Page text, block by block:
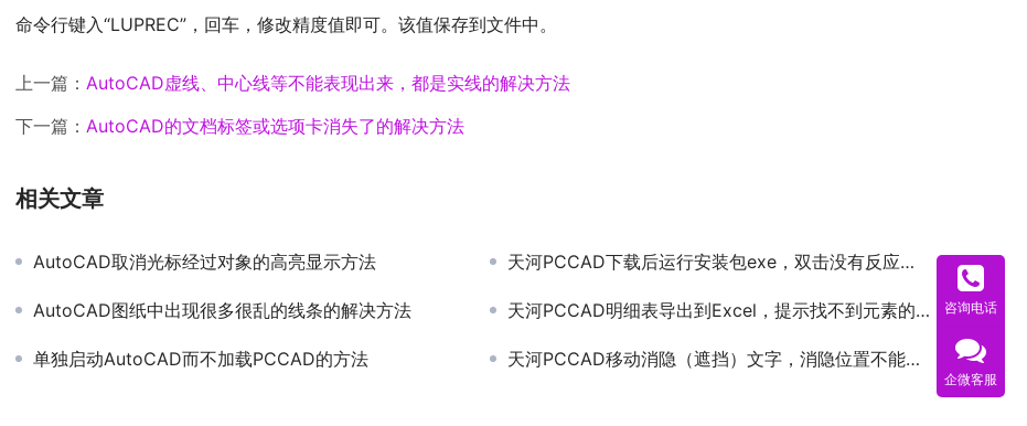
命令行键入“LUPREC”，回车，修改精度值即可。该值保存到文件中。
上一篇： AutoCAD虚线、中心线等不能表现出来，都是实线的解决方法
下一篇： AutoCAD的文档标签或选项卡消失了的解决方法
相关文章
AutoCAD取消光标经过对象的高亮显示方法 天河PCCAD下载后运行安装包exe，双击没有反应的解决方法
AutoCAD图纸中出现很多很乱的线条的解决方法 天河PCCAD明细表导出到Excel，提示找不到元素的解决方法
单独启动AutoCAD而不加载PCCAD的方法 天河PCCAD移动消隐（遮挡）文字，消隐位置不能时时刷新
咨询电话
企微客服